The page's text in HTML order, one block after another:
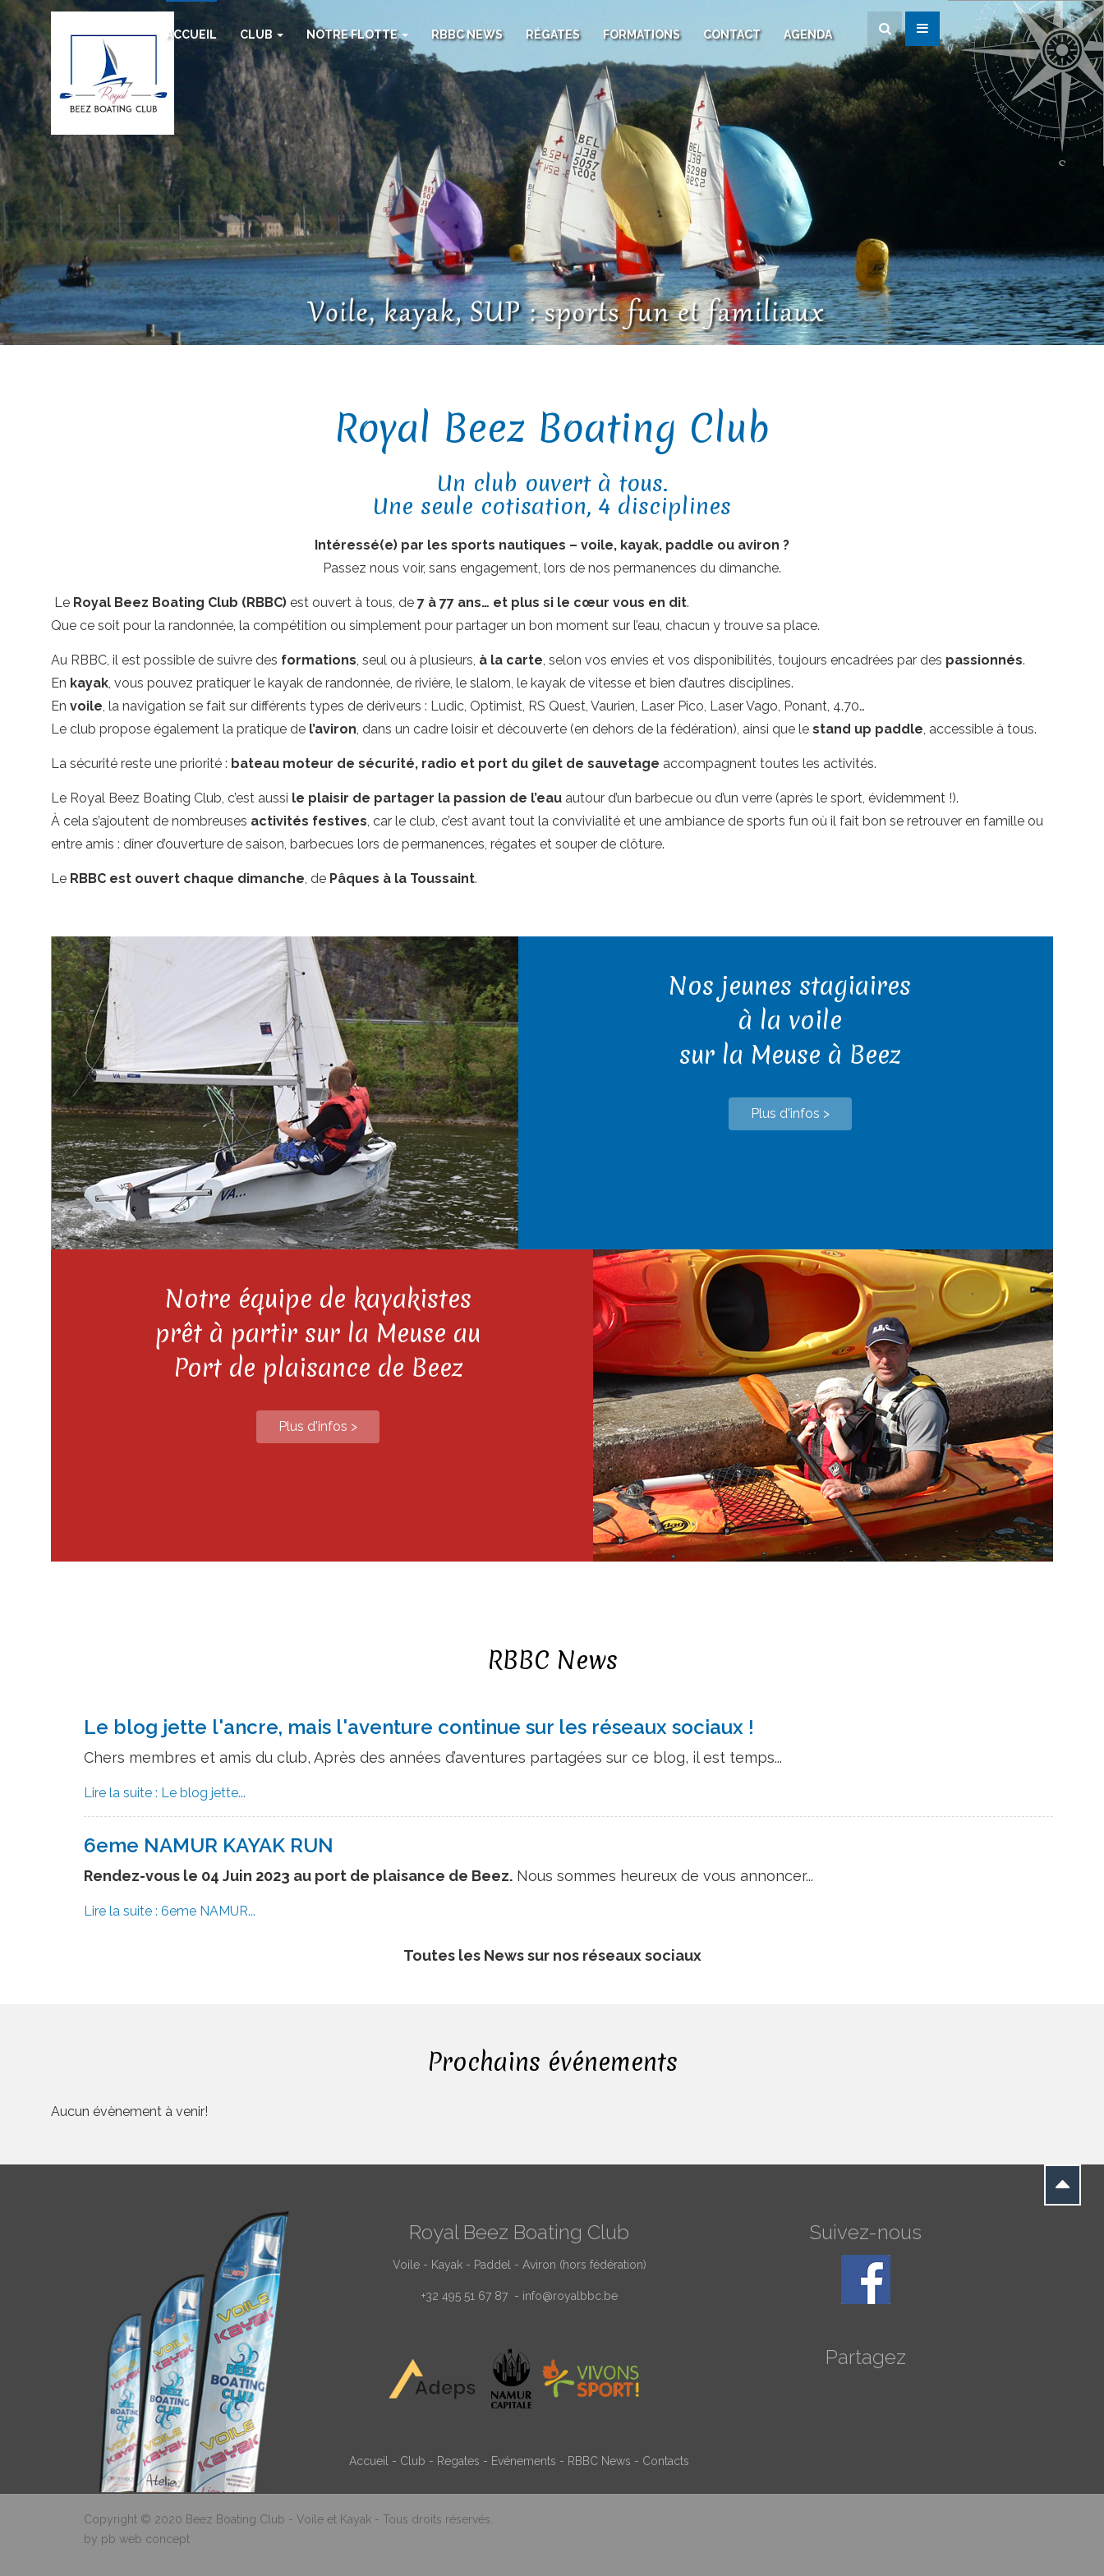
ACCUEIL CLUB NOTRE FLOTTE RBBC NEWS RÉGATES FORMATIONS CONTACT AGENDA
Royal Beez Boating Club
Un club ouvert à tous.
Une seule cotisation, 4 disciplines
Intéressé(e) par les sports nautiques – voile, kayak, paddle ou aviron ?
Passez nous voir, sans engagement, lors de nos permanences du dimanche.
Le Royal Beez Boating Club (RBBC) est ouvert à tous, de 7 à 77 ans… et plus si le cœur vous en dit.
Que ce soit pour la randonnée, la compétition ou simplement pour partager un bon moment sur l’eau, chacun y trouve sa place.
Au RBBC, il est possible de suivre des formations, seul ou à plusieurs, à la carte, selon vos envies et vos disponibilités, toujours encadrées par des passionnés.
En kayak, vous pouvez pratiquer le kayak de randonnée, de rivière, le slalom, le kayak de vitesse et bien d’autres disciplines.
En voile, la navigation se fait sur différents types de dériveurs : Ludic, Optimist, RS Quest, Vaurien, Laser Pico, Laser Vago, Ponant, 4.70…
Le club propose également la pratique de l’aviron, dans un cadre loisir et découverte (en dehors de la fédération), ainsi que le stand up paddle, accessible à tous.
La sécurité reste une priorité : bateau moteur de sécurité, radio et port du gilet de sauvetage accompagnent toutes les activités.
Le Royal Beez Boating Club, c’est aussi le plaisir de partager la passion de l’eau autour d’un barbecue ou d’un verre (après le sport, évidemment !).
À cela s’ajoutent de nombreuses activités festives, car le club, c’est avant tout la convivialité et une ambiance de sports fun où il fait bon se retrouver en famille ou
entre amis : dîner d’ouverture de saison, barbecues lors de permanences, régates et souper de clôture.
Le RBBC est ouvert chaque dimanche, de Pâques à la Toussaint.
Nos jeunes stagiaires
à la voile
sur la Meuse à Beez
Plus d'infos >
Notre équipe de kayakistes
prêt à partir sur la Meuse au
Port de plaisance de Beez
Plus d'infos >
RBBC News
Le blog jette l'ancre, mais l'aventure continue sur les réseaux sociaux !
Chers membres et amis du club, Après des années d’aventures partagées sur ce blog, il est temps...
Lire la suite : Le blog jette...
6eme NAMUR KAYAK RUN
Rendez-vous le 04 Juin 2023 au port de plaisance de Beez. Nous sommes heureux de vous annoncer...
Lire la suite : 6eme NAMUR...
Toutes les News sur nos réseaux sociaux
Prochains événements
Aucun évènement à venir!
Royal Beez Boating Club
Voile - Kayak - Paddel - Aviron (hors fédération)
+32 495 51 67 87 - info@royalbbc.be
Accueil - Club - Regates - Evénements - RBBC News - Contacts
Suivez-nous
Partagez
Copyright © 2020 Beez Boating Club - Voile et Kayak - Tous droits réservés.
by pb web concept